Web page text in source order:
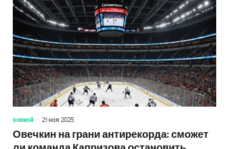
хоккей 21 ноя 2025
Овечкин на грани антирекорда: сможет